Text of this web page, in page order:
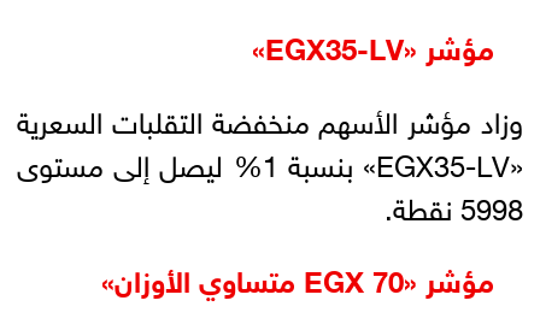
مؤشر «EGX35-LV»
وزاد مؤشر الأسهم منخفضة التقلبات السعرية
«EGX35-LV» بنسبة 1% ليصل إلى مستوى
5998 نقطة.
مؤشر «EGX 70 متساوي الأوزان»